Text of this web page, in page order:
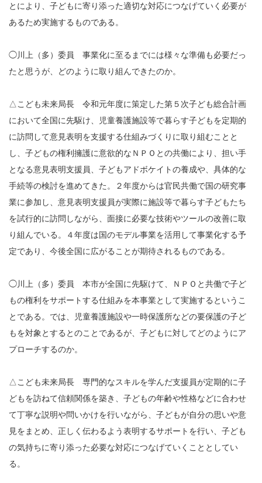
とにより、子どもに寄り添った適切な対応につなげていく必要が
あるため実施するものである。
◯川上（多）委員 事業化に至るまでには様々な準備も必要だっ
たと思うが、どのように取り組んできたのか。
△こども未来局長 令和元年度に策定した第５次子ども総合計画
において全国に先駆け、児童養護施設等で暮らす子どもを定期的
に訪問して意見表明を支援する仕組みづくりに取り組むことと
し、子どもの権利擁護に意欲的なＮＰＯとの共働により、担い手
となる意見表明支援員、子どもアドボケイトの養成や、具体的な
手続等の検討を進めてきた。２年度からは官民共働で国の研究事
業に参加し、意見表明支援員が実際に施設等で暮らす子どもたち
を試行的に訪問しながら、面接に必要な技術やツールの改善に取
り組んでいる。４年度は国のモデル事業を活用して事業化する予
定であり、今後全国に広がることが期待されるものである。
◯川上（多）委員 本市が全国に先駆けて、ＮＰＯと共働で子ど
もの権利をサポートする仕組みを本事業として実施するというこ
とである。では、児童養護施設や一時保護所などの要保護の子ど
もを対象とするとのことであるが、子どもに対してどのようにア
プローチするのか。
△こども未来局長 専門的なスキルを学んだ支援員が定期的に子
どもを訪ねて信頼関係を築き、子どもの年齢や性格などに合わせ
て丁寧な説明や問いかけを行いながら、子どもが自分の思いや意
見をまとめ、正しく伝わるよう表明するサポートを行い、子ども
の気持ちに寄り添った必要な対応につなげていくこととしてい
る。